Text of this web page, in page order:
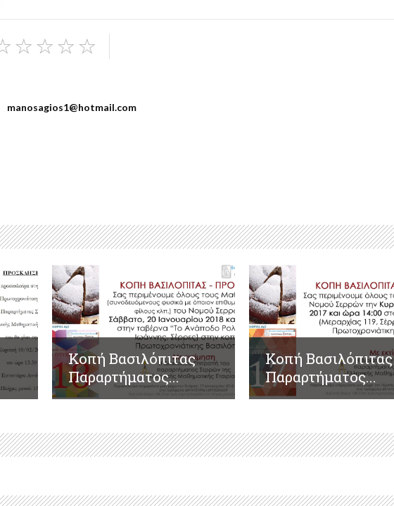
manosagios1@hotmail.com
Κοπή Βασιλόπιτας
Παραρτήματος...
Κοπή Βασιλόπιτας
Παραρτήματος...